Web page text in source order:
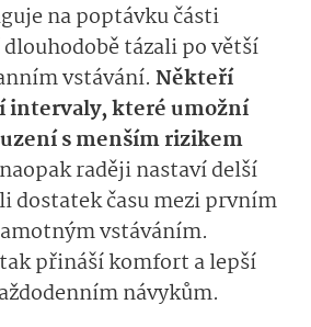
na poptávku části
tázali po větší
vstávání. Někteří
intervaly, které umožní
s menším rizikem
raději nastaví delší
dostatek času mezi prvním
vstáváním.
přináší komfort a lepší
návykům.